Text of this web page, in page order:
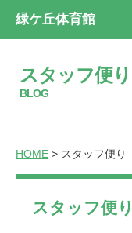
緑ケ丘体育館
スタッフ便り
BLOG
HOME > スタッフ便り
スタッフ便り